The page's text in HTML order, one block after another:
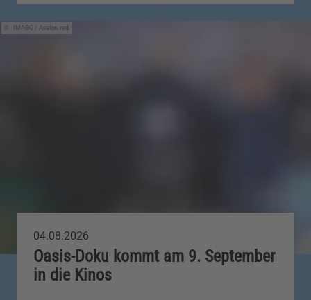
IMAGO / Avalon.red
04.08.2026
Oasis-Doku kommt am 9. September
in die Kinos